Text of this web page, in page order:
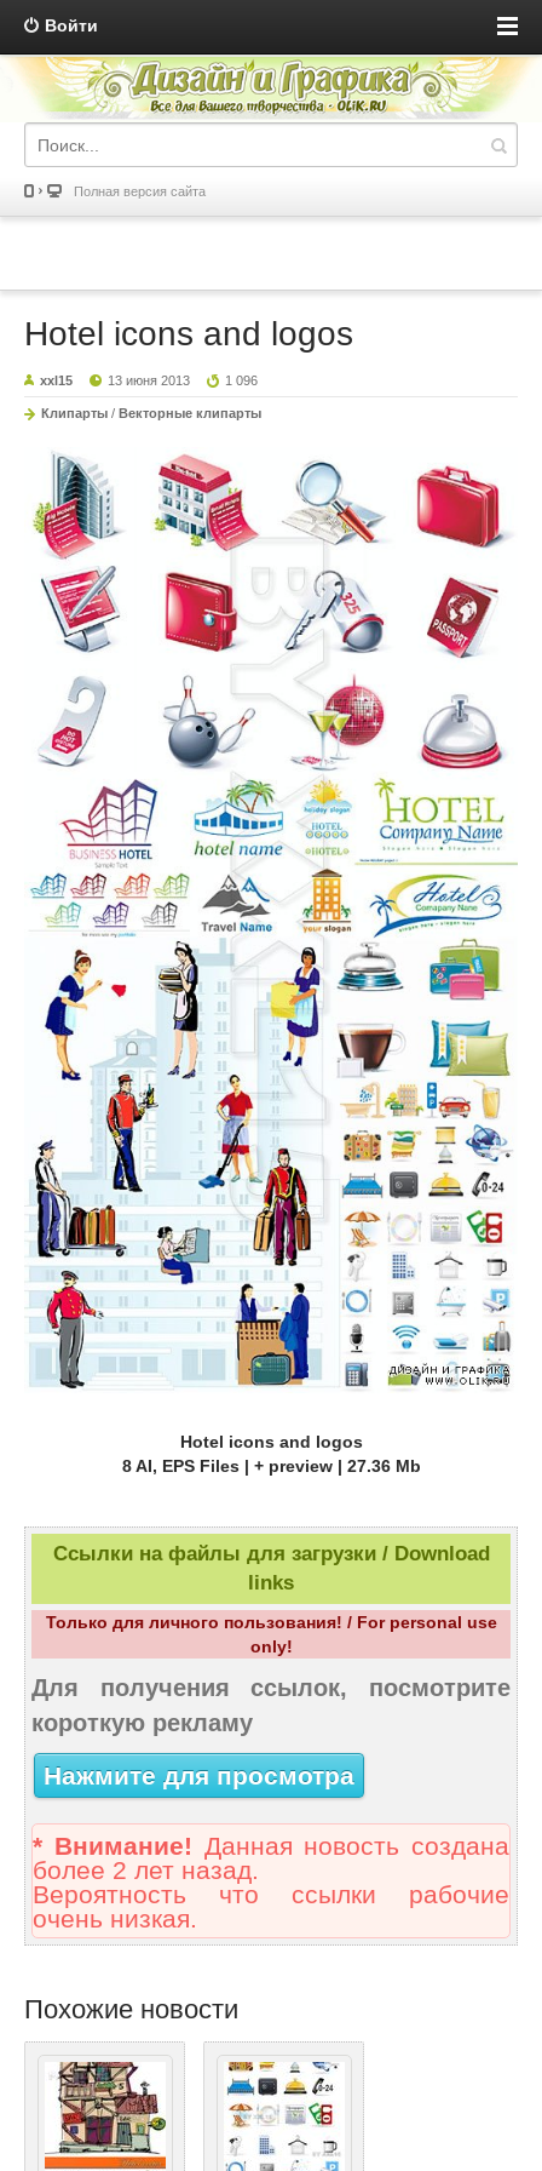
Войти
Полная версия сайта
Hotel icons and logos
xxl15 13 июня 2013 1 096
Клипарты / Векторные клипарты
Hotel icons and logos
8 AI, EPS Files | + preview | 27.36 Mb
Ссылки на файлы для загрузки / Download
links
Только для личного пользования! / For personal use
only!
Для получения ссылок, посмотрите
короткую рекламу
Нажмите для просмотра
* Внимание! Данная новость создана
более 2 лет назад.
Вероятность что ссылки рабочие
очень низкая.
Похожие новости